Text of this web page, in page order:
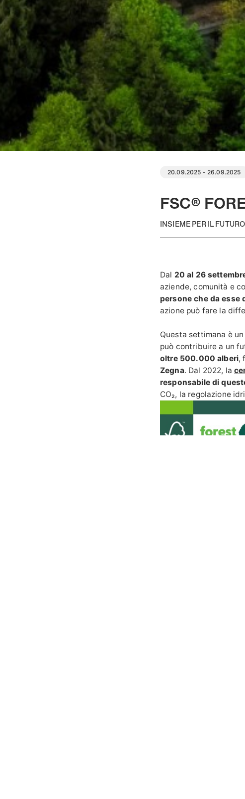
20.09.2025 - 26.09.2025
FSC®
INSIEME PER IL
Dal 20 al 26
aziende, comunità e
persone che da esse
azione può fare la
Questa settimana è
può contribuire a un
oltre 500.000 alberi,
Zegna. Dal 2022, la
responsabile di
CO₂, la regolazione